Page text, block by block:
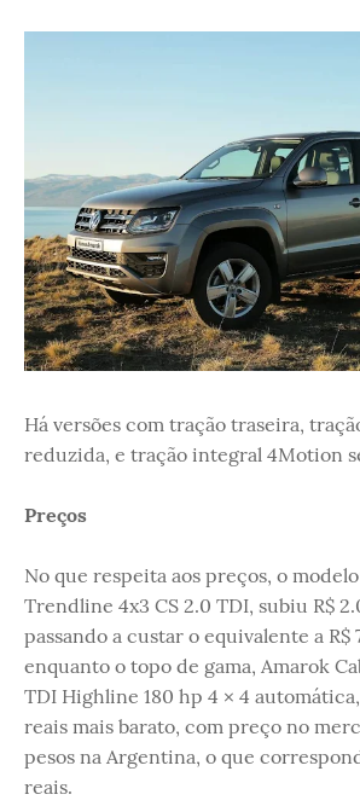
Há versões com tração traseira,
reduzida, e tração integral 4Motion
Preços
No que respeita aos preços, o
Trendline 4x3 CS 2.0 TDI, subiu R$
passando a custar o equivalente a R$
enquanto o topo de gama, Amarok
TDI Highline 180 hp 4 × 4
reais mais barato, com preço no
pesos na Argentina, o que
reais.